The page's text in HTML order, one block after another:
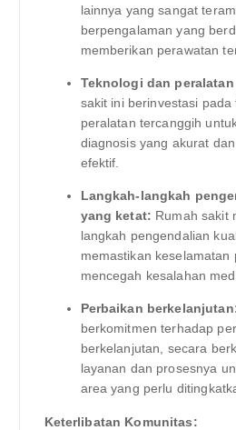
lainnya yang sangat
berpengalaman yang
memberikan perawatan
Teknologi dan
sakit ini berinvestasi pada
peralatan tercanggih
diagnosis yang akurat
efektif.
Langkah-langkah
yang ketat: Rumah sakit
langkah pengendalian
memastikan keselamatan
mencegah kesalahan
Perbaikan
berkomitmen terhadap
berkelanjutan, secara
layanan dan prosesnya
area yang perlu
Keterlibatan Komunitas: